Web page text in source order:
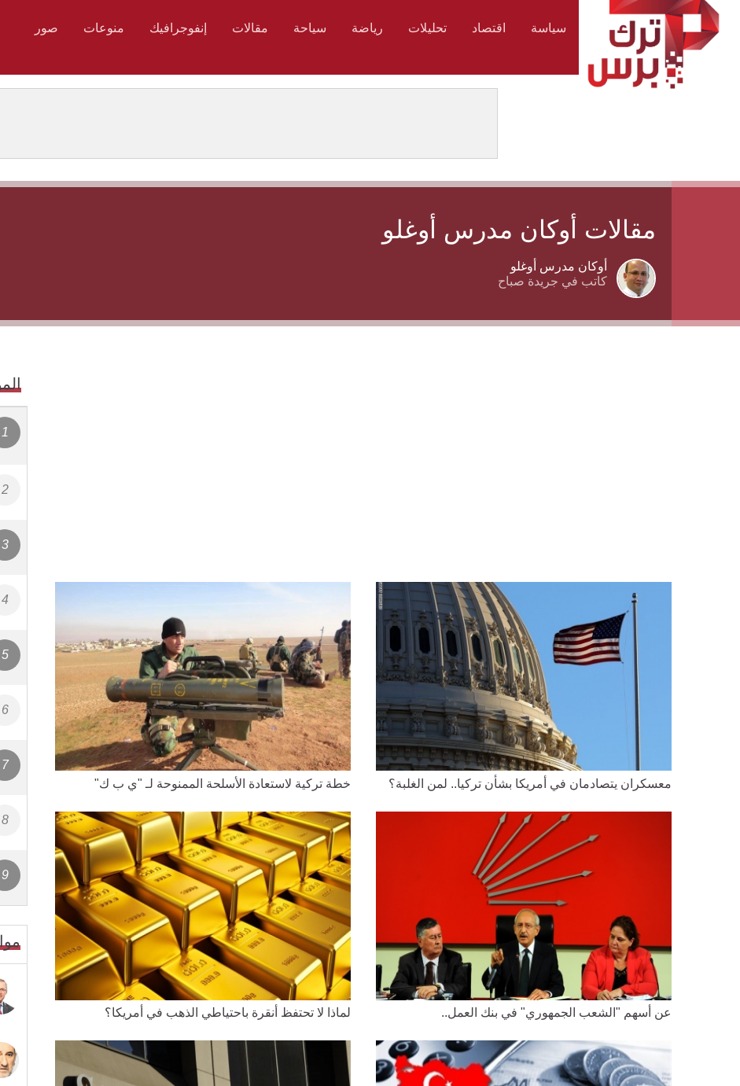
سياسة اقتصاد تحليلات رياضة سياحة مقالات إنفوجرافيك منوعات صور
مقالات أوكان مدرس أوغلو
أوكان مدرس أوغلو
كاتب في جريدة صباح
معسكران يتصادمان في أمريكا بشأن تركيا.. لمن الغلبة؟ خطة تركية لاستعادة الأسلحة الممنوحة لـ "ي ب ك"
عن أسهم "الشعب الجمهوري" في بنك العمل.. لماذا لا تحتفظ أنقرة باحتياطي الذهب في أمريكا؟